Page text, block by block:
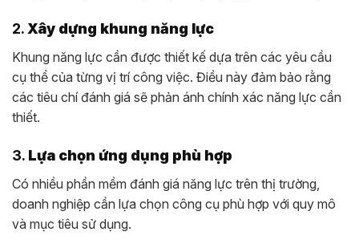
2. Xây dựng khung năng lực
Khung năng lực cần được thiết kế dựa trên các yêu cầu
cụ thể của từng vị trí công việc. Điều này đảm bảo rằng
các tiêu chí đánh giá sẽ phản ánh chính xác năng lực cần
thiết.
3. Lựa chọn ứng dụng phù hợp
Có nhiều phần mềm đánh giá năng lực trên thị trường,
doanh nghiệp cần lựa chọn công cụ phù hợp với quy mô
và mục tiêu sử dụng.